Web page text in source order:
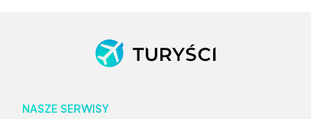
NASZE SERWISY